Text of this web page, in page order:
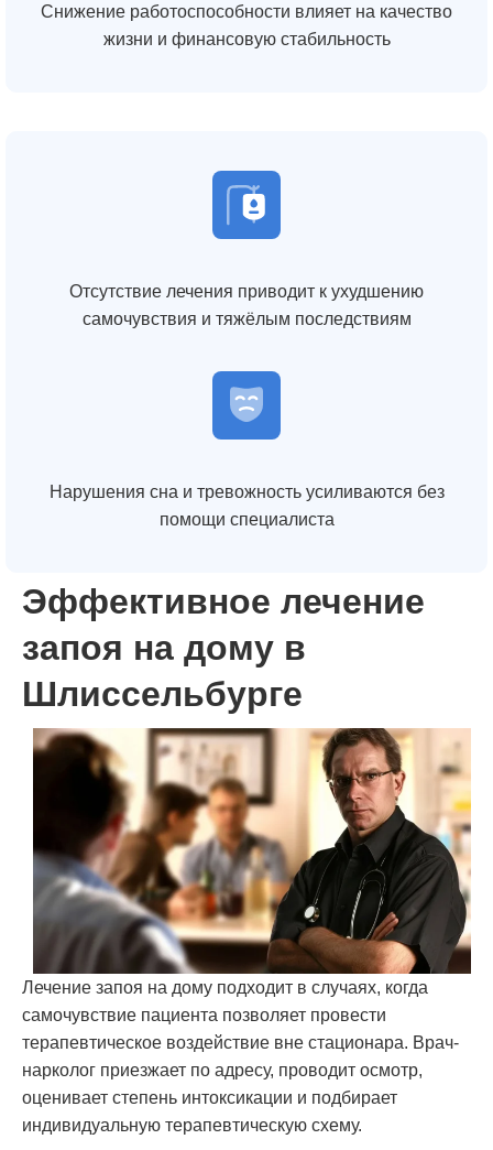
Снижение работоспособности влияет на качество
жизни и финансовую стабильность
Отсутствие лечения приводит к ухудшению
самочувствия и тяжёлым последствиям
Нарушения сна и тревожность усиливаются без
помощи специалиста
Эффективное лечение
запоя на дому в
Шлиссельбурге
Лечение запоя на дому подходит в случаях, когда
самочувствие пациента позволяет провести
терапевтическое воздействие вне стационара. Врач-
нарколог приезжает по адресу, проводит осмотр,
оценивает степень интоксикации и подбирает
индивидуальную терапевтическую схему.